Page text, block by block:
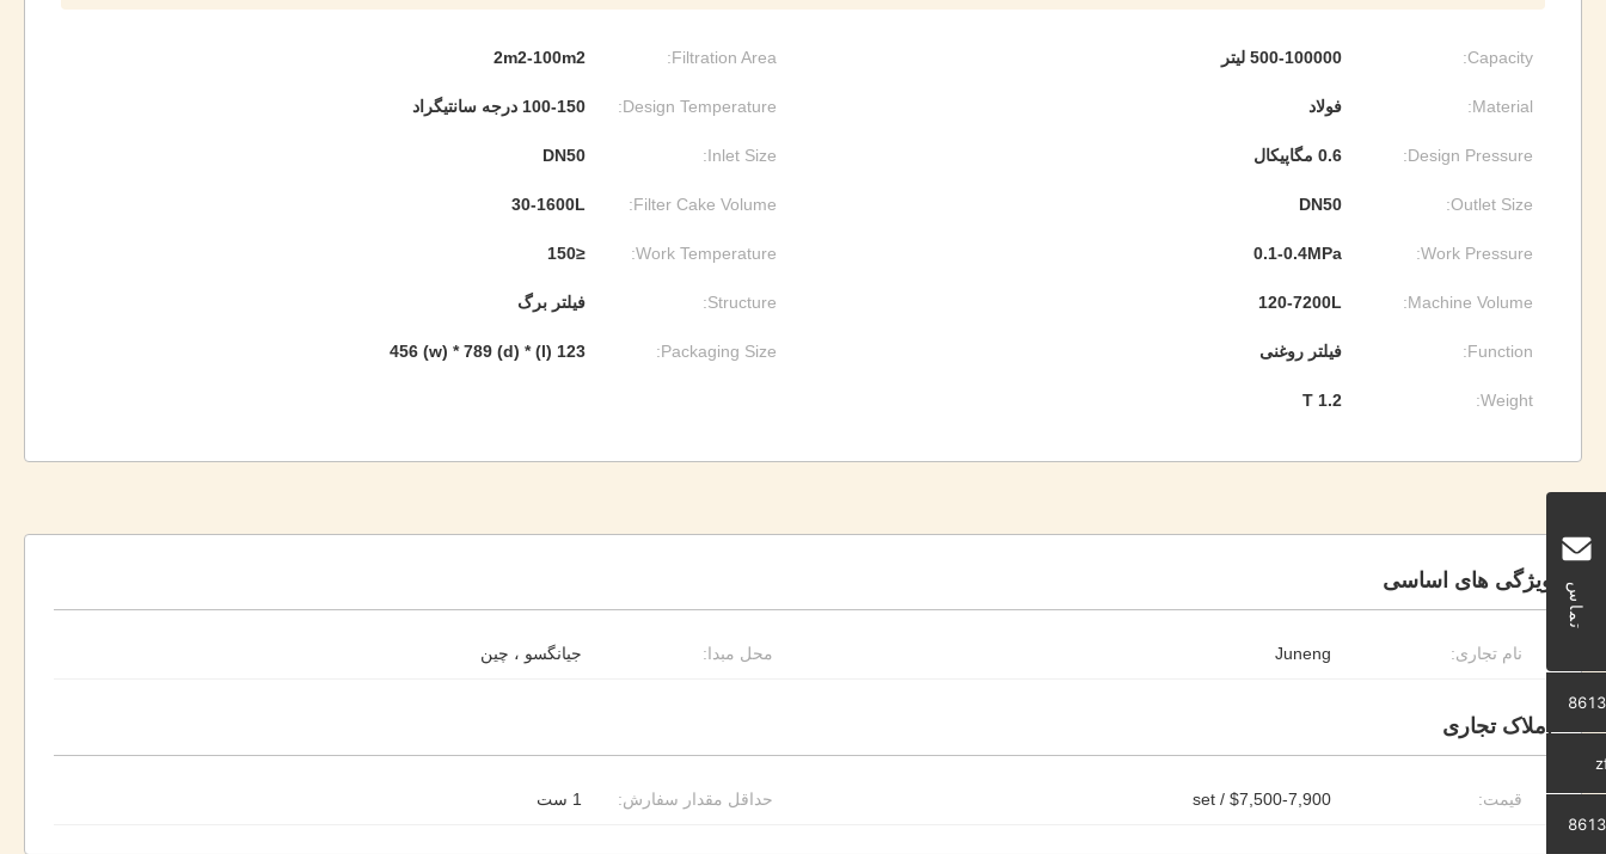
تماس
Capacity: 500-100000 لیتر Filtration Area:
2m2-100m2
Material: فولاد Design Temperature: 100-150 درجه سانتیگراد
Design Pressure: 0.6 مگاپیکال Inlet Size:
DN50
Outlet Size:
DN50
Filter Cake Volume:
30-1600L
Work Pressure:
0.1-0.4MPa
Work Temperature:
≤150
Machine Volume:
120-7200L
Structure: فیلتر برگ
Function: فیلتر روغنی Packaging Size:
123 (l) * 456 (w) * 789 (d)
Weight:
1.2 T
ویژگی های اساسی
محل مبدا: جیانگسو ، چین نام تجاری: Juneng
املاک تجاری
حداقل مقدار سفارش: 1 ست قیمت: $7,500-7,900 / set